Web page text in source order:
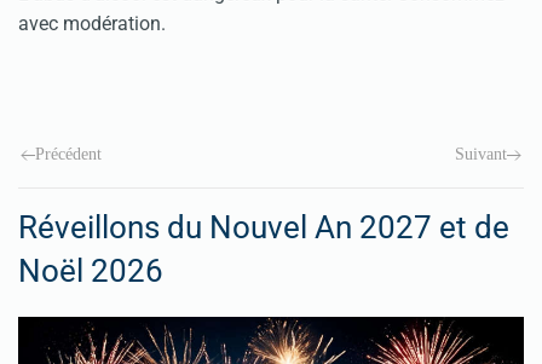
avec modération.
Précédent Suivant
Réveillons du Nouvel An 2027 et de
Noël 2026